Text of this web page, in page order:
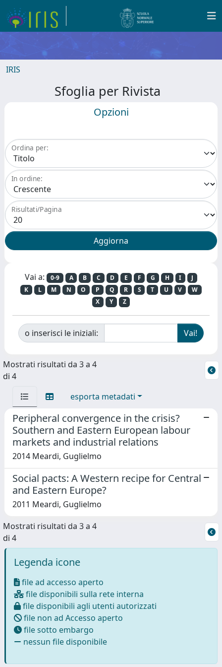
IRIS
Sfoglia per Rivista
Opzioni
Ordina per:
In ordine:
Risultati/Pagina
Vai a: 0-9 A B C D E F G H I
J
K
L M N O P Q R S T U V
W
X
Y Z
o inserisci le iniziali:
Mostrati risultati da 3 a 4
di 4
esporta metadati
Peripheral convergence in the crisis?
Southern and Eastern European labour
markets and industrial relations
2014 Meardi, Guglielmo
Social pacts: A Western recipe for Central
and Eastern Europe?
2011 Meardi, Guglielmo
Mostrati risultati da 3 a 4
di 4
Legenda icone
file ad accesso aperto
file disponibili sulla rete interna
file disponibili agli utenti autorizzati
file non ad Accesso aperto
file sotto embargo
nessun file disponibile